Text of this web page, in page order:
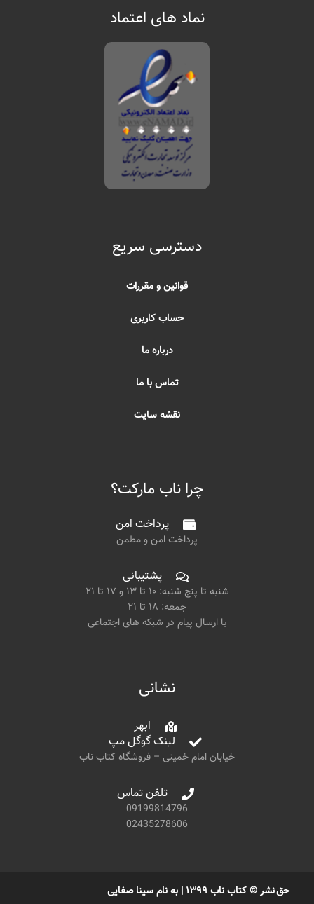
نماد های اعتماد
دسترسی سریع
قوانین و مقررات
حساب کاربری
درباره ما
تماس با ما
نقشه سایت
چرا ناب مارکت؟
پرداخت امن
پرداخت امن و مطمن
پشتیبانی
شنبه تا پنج شنبه: ۱۰ تا ۱۳ و ۱۷ تا ۲۱
جمعه: ۱۸ تا ۲۱
یا ارسال پیام در شبکه های اجتماعی
نشانی
ابهر
لینک گوگل مپ
خیابان امام خمینی – فروشگاه کتاب ناب
تلفن تماس
09199814796
02435278606
حق نشر © کتاب ناب ۱۳۹۹ | به نام سینا صفایی